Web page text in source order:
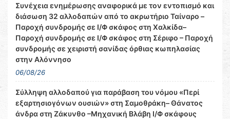
Συνέχεια ενημέρωσης αναφορικά με τον εντοπισμό και
διάσωση 32 αλλοδαπών από το ακρωτήριο Ταίναρο –
Παροχή συνδρομής σε Ι/Φ σκάφος στη Χαλκίδα–
Παροχή συνδρομής σε Ι/Φ σκάφος στη Σέριφο – Παροχή
συνδρομής σε χειριστή σανίδας όρθιας κωπηλασίας
στην Αλόννησο
06/08/26
Σύλληψη αλλοδαπού για παράβαση του νόμου «Περί
εξαρτησιογόνων ουσιών» στη Σαμοθράκη– Θάνατος
άνδρα στη Ζάκυνθο –Μηχανική Βλάβη Ι/Φ σκάφους